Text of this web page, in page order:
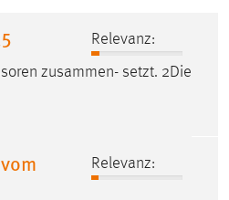
Relevanz:
zusammen- setzt. 2Die
Relevanz: